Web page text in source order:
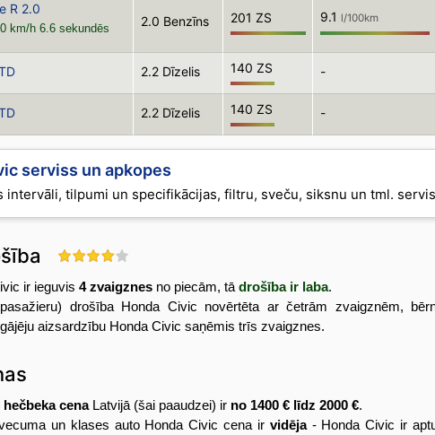
R 2.0
km/h 6.6 sekundēs 2.0 Benzīns 201 ZS 9.1 l/100km
2.2 Dīzelis 140 ZS -
2.2 Dīzelis 140 ZS -
serviss un apkopes
intervāli, tilpumi un specifikācijas, filtru, sveču, siksnu un tml.
ir ieguvis 4 zvaigznesno piecām, tādrošība ir laba.
drošība Honda Civic novērtēta ar četrām zvaigznēm,
aizsardzību Honda Civic saņēmis trīs zvaigznes.
hečbeka cenaLatvijā (šai paaudzei) ir no 1400 € līdz 2000 €.
un klases auto Honda Civic cena ir vidēja- Honda Civic ir